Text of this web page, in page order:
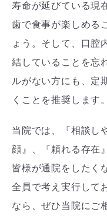
寿命が延びている現
歯で食事が楽しめる
ょう。そして、口腔
結していることを忘
ルがない方にも、定
くことを推奨します。
当院では、『相談し
顔』、『頼れる存在
皆様が通院をしたく
全員で考え実行して
なら、ぜひ当院にご